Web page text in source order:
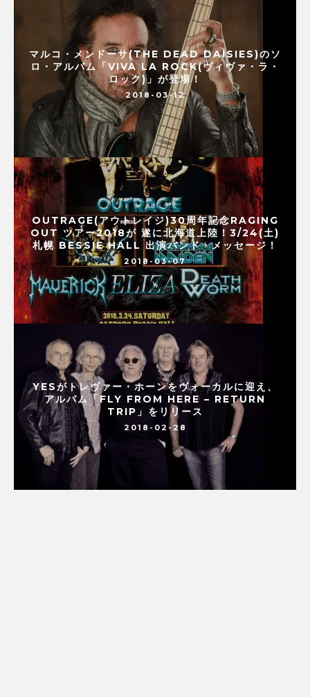
マルコ・メンドーサ(THE DEAD DAISIES)のソ
ロ・アルバム「VIVA LA ROCK(ヴィヴァ・ラ・
ロック)」が登場！
2018-03-12
OUTRAGE(アウトレイジ)30周年記念RAGING
OUT ツアー2018が 遂に北海道上陸！3/24(土)
札幌 BESSIE HALL 出演バンド・メッセージ！
2018-03-07
YESがトレヴァー・ホーンをヴォーカルに迎え、
アルバム「FLY FROM HERE – RETURN
TRIP」をリリース
2018-02-28